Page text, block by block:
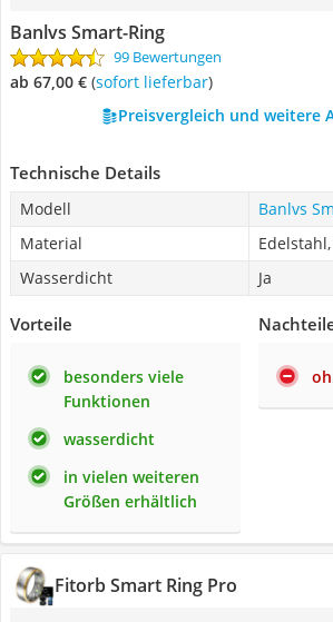
Banlvs Smart-Ring
99 Bewertungen
ab 67,00 € ( Sofort lieferbar)
Preisvergleich und weitere
Technische Details
Modell
Banlvs
Material
Wasserdicht
Ja
Vorteile
besonders viele
Funktionen
wasserdicht
in vielen weiteren
Größen erhältlich
Fitorb Smart Ring Pro